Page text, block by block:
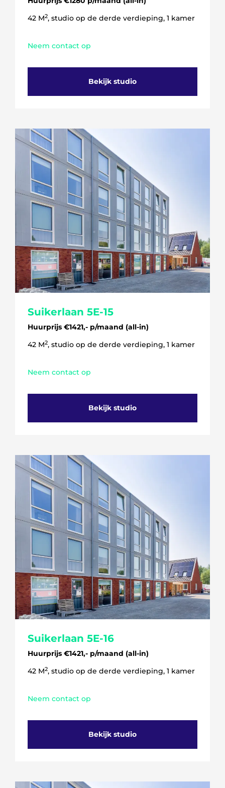
42 M2, studio op de derde verdieping, 1 kamer
Neem contact op
Bekijk studio
Suikerlaan 5E-15
Huurprijs €1421,- p/maand (all-in)
42 M2, studio op de derde verdieping, 1 kamer
Neem contact op
Bekijk studio
Suikerlaan 5E-16
Huurprijs €1421,- p/maand (all-in)
42 M2, studio op de derde verdieping, 1 kamer
Neem contact op
Bekijk studio